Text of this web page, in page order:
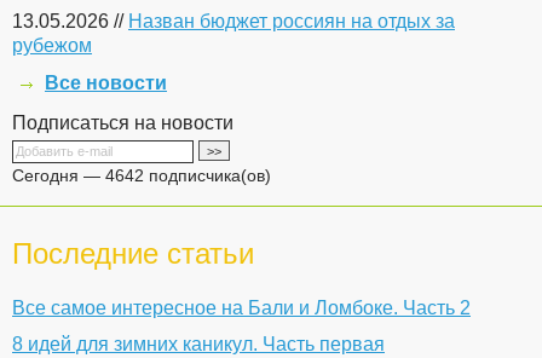
13.05.2026 // Назван бюджет россиян на отдых за
рубежом
Все новости
Подписаться на новости
Сегодня — 4642 подписчика(ов)
Последние статьи
Все самое интересное на Бали и Ломбоке. Часть 2
8 идей для зимних каникул. Часть первая